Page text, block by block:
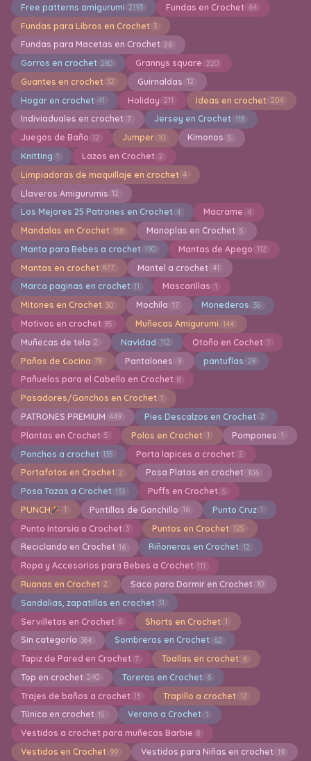
Free patterns amigurumi 2193 Fundas en Crochet 64
Fundas para Libros en Crochet 3
Fundas para Macetas en Crochet 26
Gorros en crochet 280 Grannys square 220
Guantes en crochet 32 Guirnaldas 12
Hogar en crochet 41 Holiday 211 Ideas en crochet 204
Indiviaduales en crochet 7 Jersey en Crochet 118
Juegos de Baño 12 Jumper 10 Kimonos 5
Knitting 1 Lazos en Crochet 2
Limpiadoras de maquillaje en crochet 4
Llaveros Amigurumis 12
Los Mejores 25 Patrones en Crochet 4 Macrame 4
Mandalas en Crochet 158 Manoplas en Crochet 5
Manta para Bebes a crochet 190 Mantas de Apego 112
Mantas en crochet 877 Mantel a crochet 41
Marca paginas en crochet 11 Mascarillas 1
Mitones en Crochet 30 Mochila 17 Monederos 35
Motivos en crochet 85 Muñecas Amigurumi 144
Muñecas de tela 2 Navidad 112 Otoño en Cochet 1
Paños de Cocina 78 Pantalones 9 pantuflas 28
Pañuelos para el Cabello en Crochet 8
Pasadores/Ganchos en Crochet 1
PATRONES PREMIUM 449 Pies Descalzos en Crochet 2
Plantas en Crochet 5 Polos en Crochet 1 Pompones 1
Ponchos a crochet 135 Porta lapices a crochet 2
Portafotos en Crochet 2 Posa Platos en crochet 106
Posa Tazas a Crochet 133 Puffs en Crochet 5
PUNCH 1 Puntillas de Ganchillo 16 Punto Cruz 1
Punto Intarsia a Crochet 3 Puntos en Crochet 125
Reciclando en Crochet 16 Riñoneras en Crochet 12
Ropa y Accesorios para Bebes a Crochet 111
Ruanas en Crochet 2 Saco para Dormir en Crochet 10
Sandalias, zapatillas en crochet 31
Servilletas en Crochet 6 Shorts en Crochet 1
Sin categoría 384 Sombreros en Crochet 62
Tapiz de Pared en Crochet 7 Toallas en crochet 6
Top en crochet 240 Toreras en Crochet 6
Trajes de baños a crochet 13 Trapillo a crochet 12
Túnica en crochet 15 Verano a Crochet 1
Vestidos a crochet para muñecas Barbie 8
Vestidos en Crochet 99 Vestidos para Niñas en crochet 19